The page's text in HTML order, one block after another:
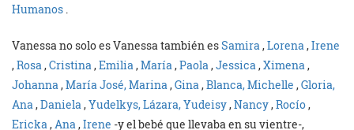
Humanos .
Vanessa no solo es Vanessa también esSamira,Lorena,Irene
,Rosa,Cristina,Emilia,María,Paola,Jessica,Ximena,
Johanna,María José, Marina,Gina,Blanca, Michelle ,Gloria,
Ana,Daniela,Yudelkys, Lázara, Yudeisy,Nancy,Rocío,
Ericka,Ana,Irene -y el bebé que llevaba en su vientre-,